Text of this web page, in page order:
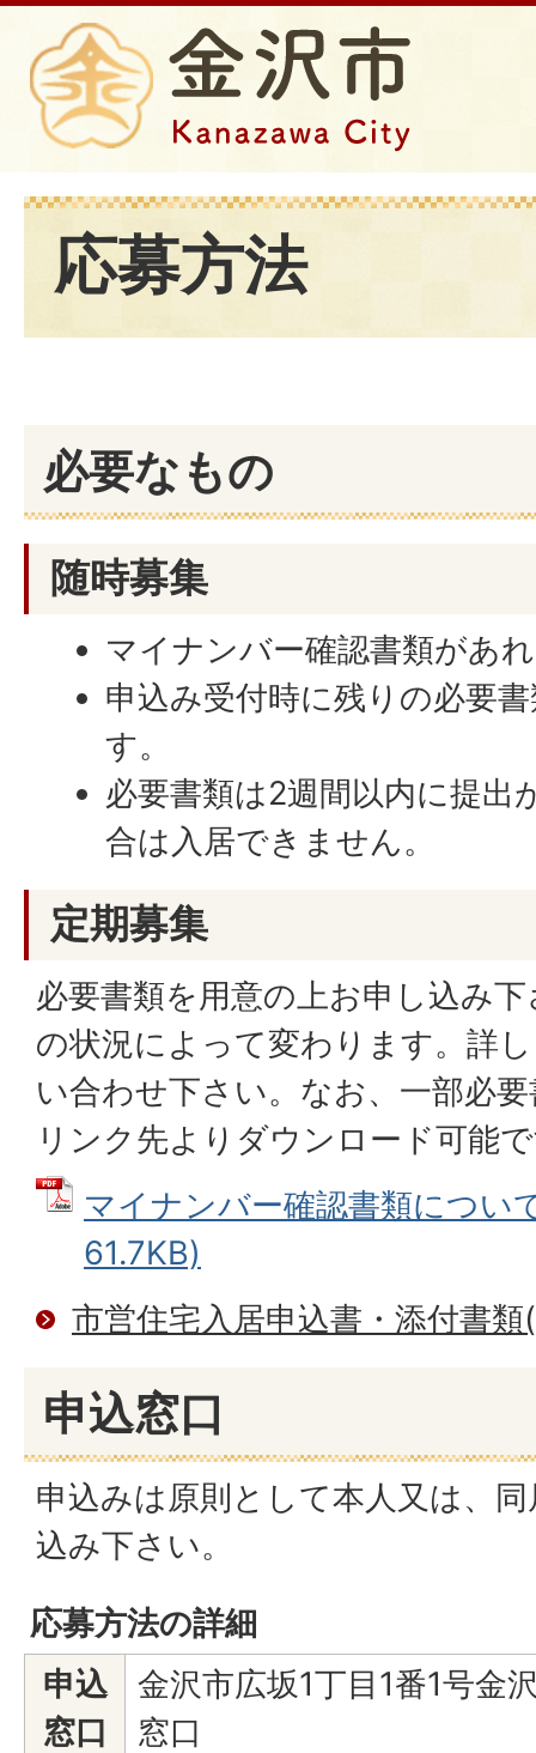
応募方法
必要なもの
随時募集
マイナンバー確認書類があ
申込み受付時に残りの必要
す。
必要書類は2週間以内に提出
合は入居できません。
定期募集
必要書類を用意の上お申し込み
の状況によって変わります。詳
い合わせ下さい。なお、一部必
リンク先よりダウンロード可能
マイナンバー確認書類につい
61.7KB)
市営住宅入居申込書・添付書類
申込窓口
申込みは原則として本人又は、
込み下さい。
応募方法の詳細
申込
窓口
金沢市広坂1丁目1番1号金
窓口